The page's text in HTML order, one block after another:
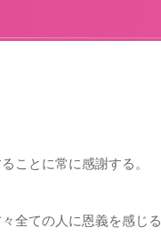
ことに常に感謝する。
全ての人に恩義を感じ